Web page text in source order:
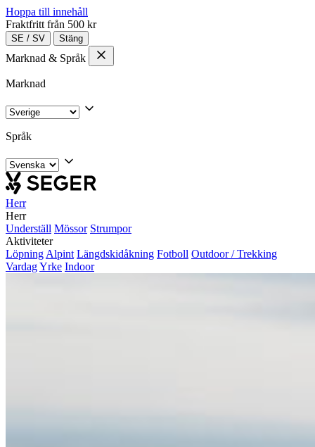
Hoppa till innehåll
Fraktfritt från 500 kr
SE / SV Stäng
Marknad & Språk
Marknad
Språk
Herr
Herr
Underställ Mössor Strumpor
Aktiviteter
Löpning Alpint Längdskidåkning Fotboll Outdoor / Trekking
VardagYrke Indoor